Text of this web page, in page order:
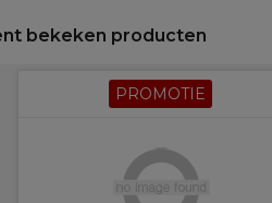
bekeken producten
PROMOTIE